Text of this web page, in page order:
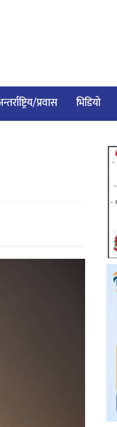
प्रवास भिडियो